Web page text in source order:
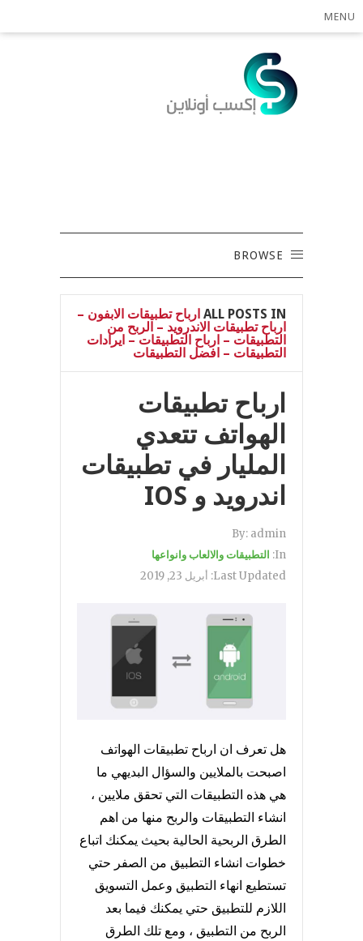
MENU
BROWSE
ALL POSTS IN ارباح تطبيقات الابفون –
ارباح تطبيقات الاندرويد – الربح من
التطبيقات – ارباح التطبيقات – ايرادات
التطبيقات – افضل التطبيقات
ارباح تطبيقات
الهواتف تتعدي
المليار في تطبيقات
اندرويد و IOS
By: admin
In: التطبيقات والالعاب وانواعها
Last Updated: أبريل 23, 2019
هل تعرف ان ارباح تطبيقات الهواتف
اصبحت بالملايين والسؤال البديهي ما
هي هذه التطبيقات التي تحقق ملايين ،
انشاء التطبيقات والربح منها من اهم
الطرق الربحية الحالية بحيث يمكنك اتباع
خطوات انشاء التطبيق من الصفر حتي
تستطيع انهاء التطبيق وعمل التسويق
اللازم للتطبيق حتي يمكنك فيما بعد
الربح من التطبيق ، ومع تلك الطرق